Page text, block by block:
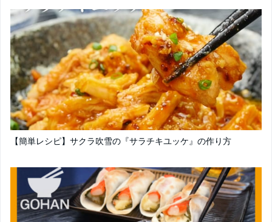
【簡単レシピ】サクラ吹雪の『サラチキユッケ』の作り方